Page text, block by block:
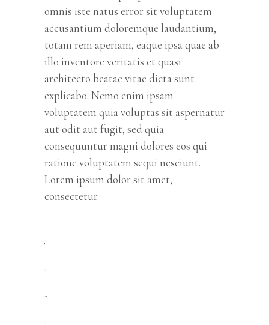
omnis iste natus error sit voluptatem
accusantium doloremque laudantium,
totam rem aperiam, eaque ipsa quae ab
illo inventore veritatis et quasi
architecto beatae vitae dicta sunt
explicabo. Nemo enim ipsam
voluptatem quia voluptas sit aspernatur
aut odit aut fugit, sed quia
consequuntur magni dolores eos qui
ratione voluptatem sequi nesciunt.
Lorem ipsum dolor sit amet,
consectetur.